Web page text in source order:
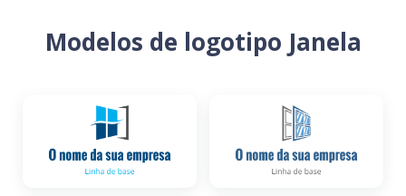
Modelos de logotipo Janela